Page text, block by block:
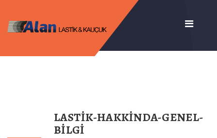
LASTIK-HAKKINDA-GENEL-
BILGI